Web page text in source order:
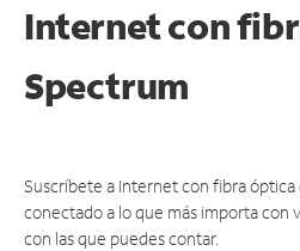
Internet con
Spectrum
Suscríbete a Internet con fibra
conectado a lo que más importa con
con las que puedes contar.